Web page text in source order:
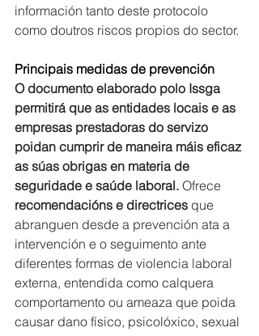
información tanto deste protocolo
como doutros riscos propios do sector.
Principais medidas de prevención
O documento elaborado polo Issga
permitirá que as entidades locais e as
empresas prestadoras do servizo
poidan cumprir de maneira máis eficaz
as súas obrigas en materia de
seguridade e saúde laboral. Ofrece
recomendacións e directrices que
abranguen desde a prevención ata a
intervención e o seguimento ante
diferentes formas de violencia laboral
externa, entendida como calquera
comportamento ou ameaza que poida
causar dano físico, psicolóxico, sexual